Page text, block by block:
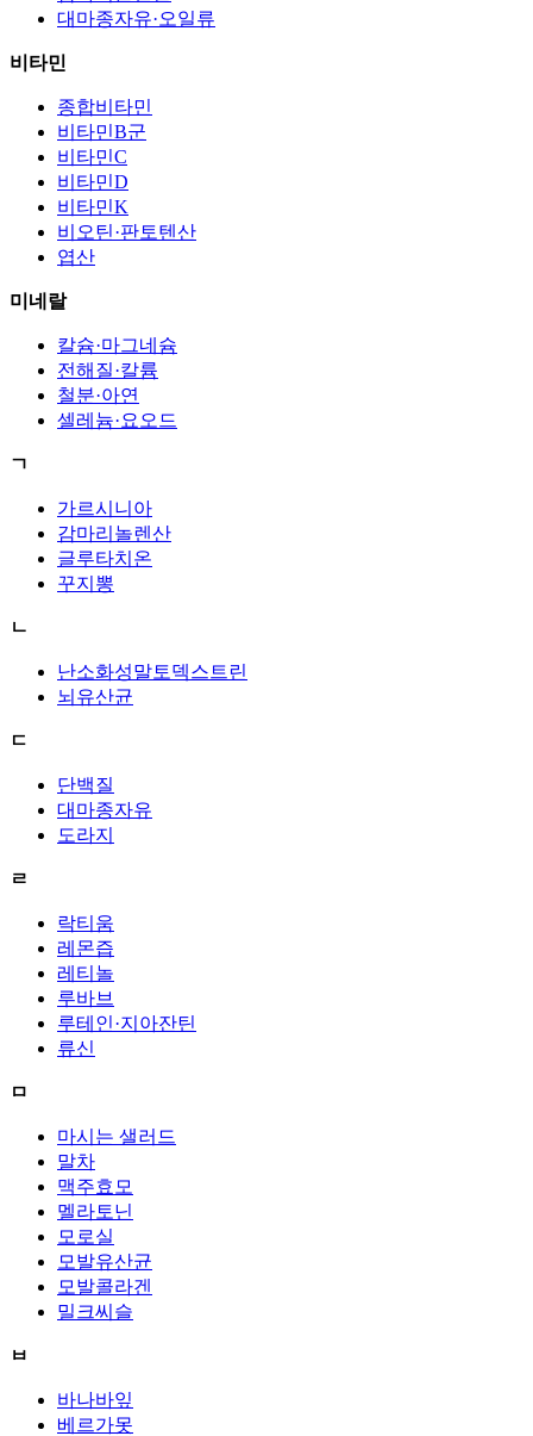
대마종자유·오일류
비타민
종합비타민
비타민B군
비타민C
비타민D
비타민K
비오틴·판토텐산
엽산
미네랄
칼슘·마그네슘
전해질·칼륨
철분·아연
셀레늄·요오드
ㄱ
가르시니아
감마리놀렌산
글루타치온
꾸지뽕
ㄴ
난소화성말토덱스트린
뇌유산균
ㄷ
단백질
대마종자유
도라지
ㄹ
락티움
레몬즙
레티놀
루바브
루테인·지아잔틴
류신
ㅁ
마시는 샐러드
말차
맥주효모
멜라토닌
모로실
모발유산균
모발콜라겐
밀크씨슬
ㅂ
바나바잎
베르가못